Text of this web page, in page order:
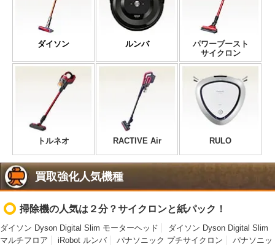
ダイソン ルンバ
パワーブースト
サイクロン
トルネオ RACTIVE Air RULO
買取強化人気機種
掃除機の人気は２分？サイクロンと紙パック！
ダイソン Dyson Digital Slim モーターヘッド
ダイソン Dyson Digital Slim
マルチフロア
iRobot ルンバ パナソニック プチサイクロン
パナソニッ